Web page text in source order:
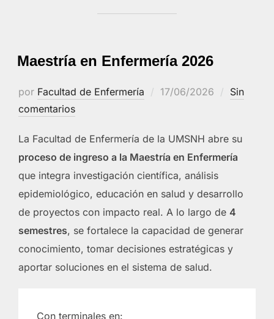
Maestría en Enfermería 2026
por Facultad de Enfermería
Publicado
17/06/2026
Sin
comentarios
La Facultad de Enfermería de la UMSNH abre su
proceso de ingreso a la Maestría en Enfermería
que integra investigación científica, análisis
epidemiológico, educación en salud y desarrollo
de proyectos con impacto real. A lo largo de 4
semestres, se fortalece la capacidad de generar
conocimiento, tomar decisiones estratégicas y
aportar soluciones en el sistema de salud.
Con terminales en: